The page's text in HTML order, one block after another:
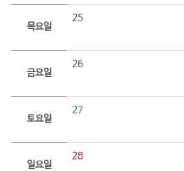
목요일
25
금요일
26
토요일
27
일요일
28